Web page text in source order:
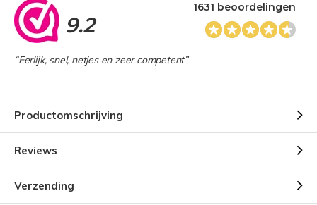
9.2
1631 beoordelingen
“Eerlijk, snel, netjes en zeer competent”
Productomschrijving
Reviews
Verzending